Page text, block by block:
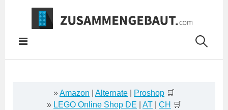
Springe
Inhalt
»Amazon Alternate Proshop 🛒
» LEGO Online Shop DE AT CH 🛒